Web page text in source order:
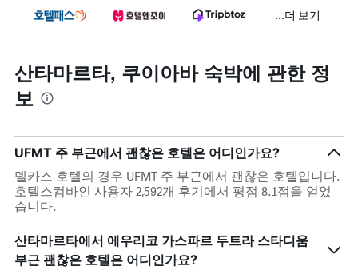
...더 보기
산타마르타, 쿠이아바 숙박에 관한 정
보
UFMT 주 부근에서 괜찮은 호텔은 어디인가요?
델카스 호텔의 경우 UFMT 주 부근에서 괜찮은 호텔입니다.
호텔스컴바인 사용자 2,592개 후기에서 평점 8.1점을 얻었
습니다.
산타마르타에서 에우리코 가스파르 두트라 스타디움
부근 괜찮은 호텔은 어디인가요?